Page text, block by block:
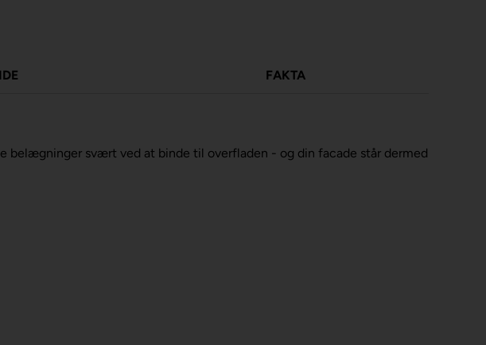
FAKTA
belægninger svært ved at binde til overfladen - og din facade står dermed